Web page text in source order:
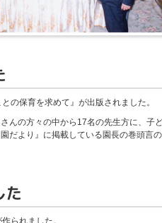
の保育を求めて』が出版されました。
んの方々の中から17名の先生方に、子
だより』に掲載している園長の巻頭言の
た
られました。